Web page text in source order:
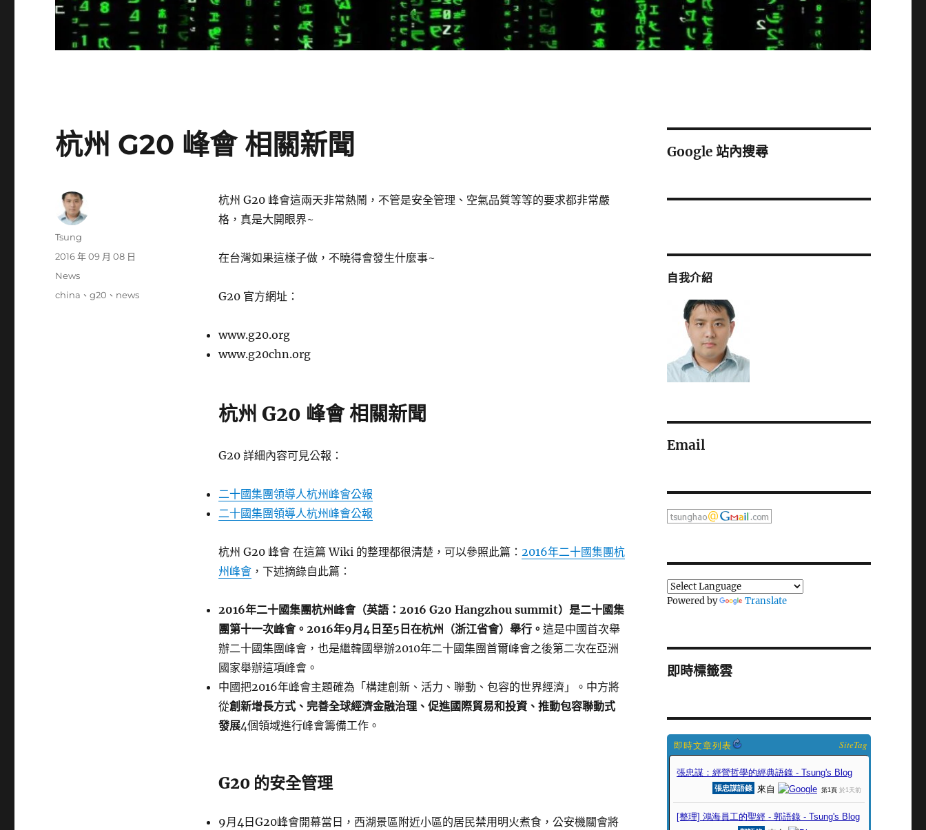
杭州 G20 峰會 相關新聞
杭州 G20 峰會這兩天非常熱鬧，不管是安全管理、空氣品質等等的要求都非常嚴
格，真是大開眼界~
在台灣如果這樣子做，不曉得會發生什麼事~
G20 官方網址：
www.g20.org
www.g20chn.org
杭州 G20 峰會 相關新聞
G20 詳細內容可見公報：
二十國集團領導人杭州峰會公報
二十國集團領導人杭州峰會公報
杭州 G20 峰會 在這篇 Wiki 的整理都很清楚，可以參照此篇： 2016年二十國集團杭
州峰會，下述摘錄自此篇：
2016年二十國集團杭州峰會（英語：2016 G20 Hangzhou summit）是二十國集
團第十一次峰會。2016年9月4日至5日在杭州（浙江省會）舉行。 這是中國首次舉
辦二十國集團峰會，也是繼韓國舉辦2010年二十國集團首爾峰會之後第二次在亞洲
國家舉辦這項峰會。
中國把2016年峰會主題確為「構建創新、活力、聯動、包容的世界經濟」。中方將
從創新增長方式、完善全球經濟金融治理、促進國際貿易和投資、推動包容聯動式
發展4個領域進行峰會籌備工作。
G20 的安全管理
9月4日G20峰會開幕當日，西湖景區附近小區的居民禁用明火煮食，公安機關會將
作
Tsung
發
期:
2016 年 09 月 08 日
分
類
News
標
china 、g20 、 news
Google 站內搜尋
自我介紹
Email
Powered by Translate
即時標籤雲
SiteTag